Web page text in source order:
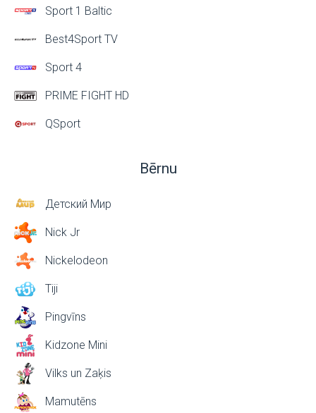
Sport 1 Baltic
Best4Sport TV
Sport 4
PRIME FIGHT HD
QSport
Bērnu
Детский Мир
Nick Jr
Nickelodeon
Tiji
Pingvīns
Kidzone Mini
Vilks un Zaķis
Mamutēns